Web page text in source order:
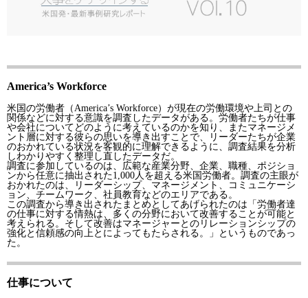
America’s Workforce
米国の労働者（America’s Workforce）が現在の労働環境や上司との
関係などに対する意識を調査したデータがある。労働者たちが仕事
や会社についてどのように考えているのかを知り、またマネージメ
ント層に対する彼らの思いを導き出すことで、リーダーたちが企業
のおかれている状況を客観的に理解できるように、調査結果を分析
しわかりやすく整理し直したデータだ。
調査に参加しているのは、広範な産業分野、企業、職種、ポジショ
ンから任意に抽出された1,000人を超える米国労働者。調査の主眼が
おかれたのは、リーダーシップ、マネージメント、コミュニケーシ
ョン、チームワーク、社員教育などのエリアである。
この調査から導き出されたまとめとしてあげられたのは「労働者達
の仕事に対する情熱は、多くの分野において改善することが可能と
考えられる。そして改善はマネージャーとのリレーションシップの
強化と信頼感の向上とによってもたらされる。」というものであっ
た。
仕事について